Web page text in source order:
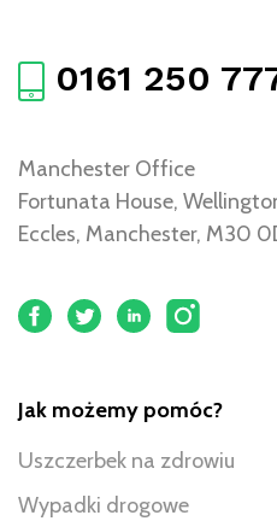
0161 250
Manchester Office
Fortunata House,
Eccles, Manchester, M30
Jak możemy pomóc?
Uszczerbek na zdrowiu
Wypadki drogowe